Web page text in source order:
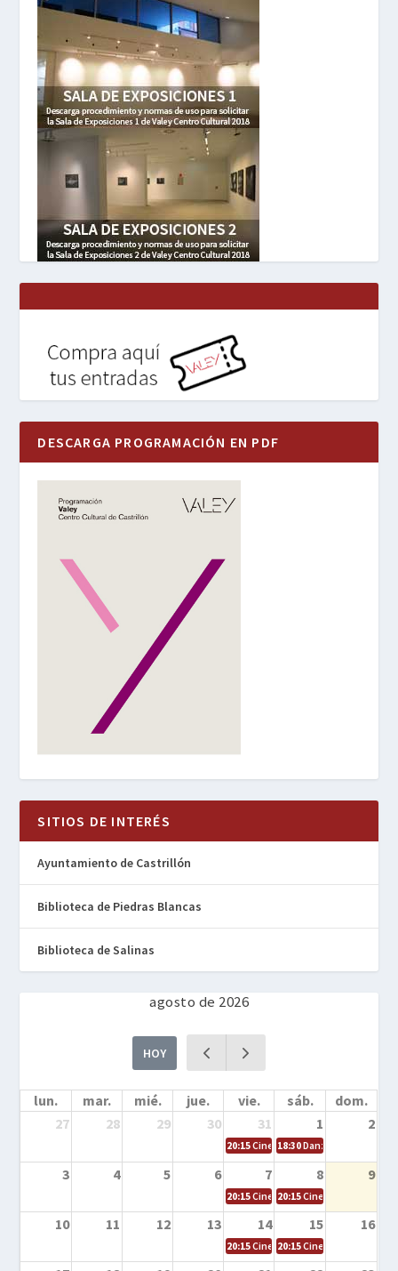
DESCARGA PROGRAMACIÓN EN PDF
SITIOS DE INTERÉS
Ayuntamiento de Castrillón
Biblioteca de Piedras Blancas
Biblioteca de Salinas
agosto de 2026
HOY
lun. mar. mié. jue. vie. sáb.
dom.
27
28 29 30 31 1 2
20:15Cine en la calle – Cómo
18:30Danza – Cita en el
3 4 5 6 7 8 9
20:15Cine en la calle – El niño y la
20:15Cine en la calle –
10 11 12 13 14 15 16
20:15Cine en la calle – Tortugas
20:15Cine en la calle –